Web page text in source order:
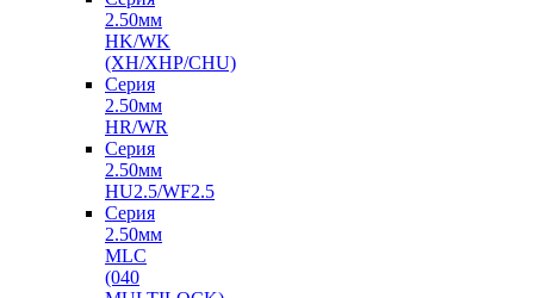
2.50мм
HK/WK
(XH/XHP/CHU)
Серия
2.50мм
HR/WR
Серия
2.50мм
HU2.5/WF2.5
Серия
2.50мм
MLC
(040